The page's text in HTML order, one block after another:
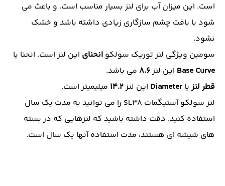
است. این میزان آب برای لنز بسیار مناسب است. و باعث می
شود با بافت چشم سازگاری زیادی داشته باشد و خشک
نشود.
سومین ویژگی لنز توریک سولکو انحنای این لنز است. انحنا یا
Base Curve این لنز8.6 می باشد.
قطر لنزیا Diameter این لنز14.2 میلیمیتر است.
لنز سولکو آستیگمات SL38 را می توانید به مدت یک سال
استفاده کنید. دقت داشته باشید که لنزهایی که در بسته
های شیشه ای هستند، مدت استفاده آنها یک سال است.